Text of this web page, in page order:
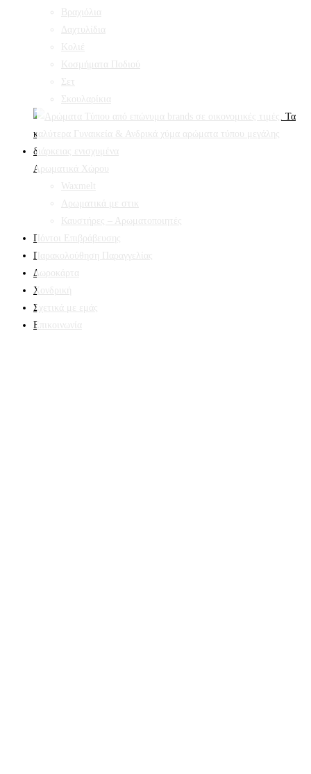
Βραχιόλια
Δαχτυλίδια
Κολιέ
Κοσμήματα Ποδιού
Σετ
Σκουλαρίκια
Αρωματικά Χώρου
Waxmelt
Αρωματικά με στικ
Καυστήρες – Αρωματοποιητές
Πόντοι Επιβράβευσης
Παρακολούθηση Παραγγελίας
Δωροκάρτα
Χονδρική
Σχετικά με εμάς
Επικοινωνία